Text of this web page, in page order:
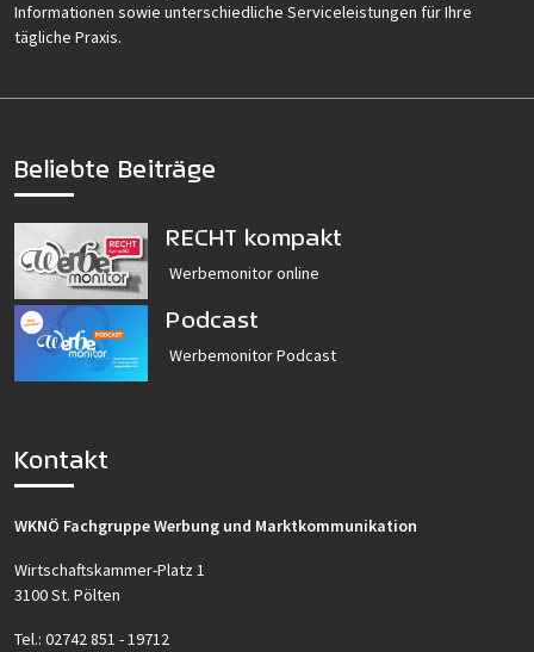
Informationen sowie unterschiedliche Serviceleistungen für Ihre
tägliche Praxis.
Beliebte Beiträge
RECHT kompakt
Werbemonitor online
Podcast
Werbemonitor Podcast
Kontakt
WKNÖ Fachgruppe Werbung und Marktkommunikation
Wirtschaftskammer-Platz 1
3100 St. Pölten
Tel.: 02742 851 - 19712